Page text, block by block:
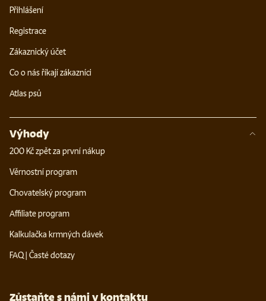
Přihlášení
Registrace
Zákaznický účet
Co o nás říkají zákazníci
Atlas psů
Výhody
200 Kč zpět za první nákup
Věrnostní program
Chovatelský program
Affiliate program
Kalkulačka krmných dávek
FAQ | Časté dotazy
Zůstaňte s námi v kontaktu